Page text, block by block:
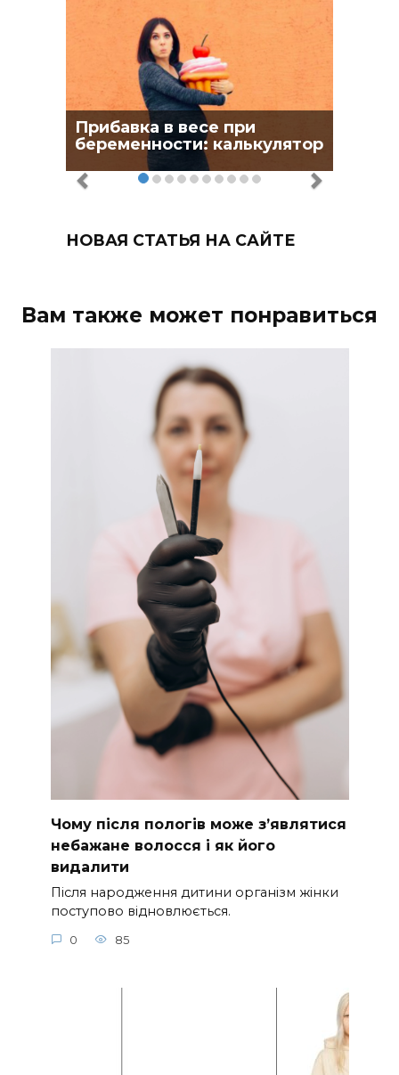
Прибавка в весе при
беременности: калькулятор
НОВАЯ СТАТЬЯ НА САЙТЕ
Вам также может понравиться
Чому після пологів може з’являтися
небажане волосся і як його
видалити
Після народження дитини організм жінки
поступово відновлюється.
0 85